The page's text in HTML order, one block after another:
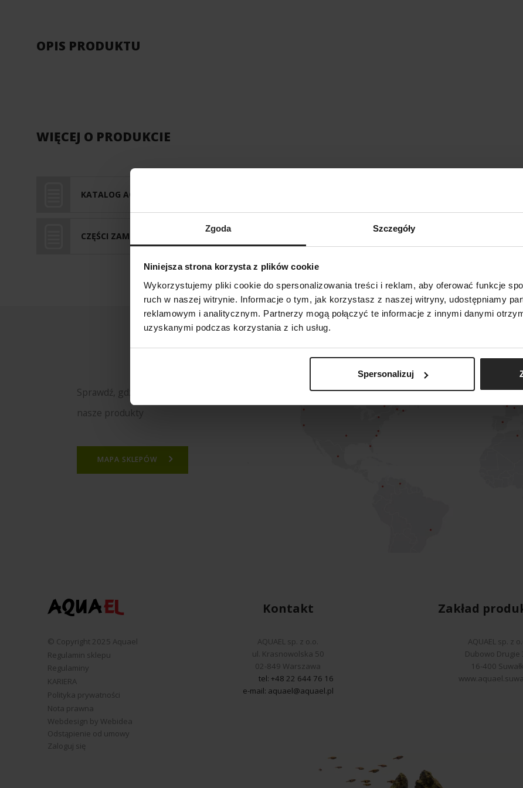
Zgoda Szczegóły
Niniejsza strona korzysta z plików cookie
Wykorzystujemy pliki cookie do spersonalizowania treści i reklam, aby oferować funkcje
ruch w naszej witrynie. Informacje o tym, jak korzystasz z naszej witryny, udostępniamy
reklamowym i analitycznym. Partnerzy mogą połączyć te informacje z innymi danymi
uzyskanymi podczas korzystania z ich usług.
Spersonalizuj
OPIS PRODUKTU
WIĘCEJ O PRODUKCIE
KATALOG AQUAEL
CZĘŚCI ZAMIENNE
POKAŻ LISTĘ DODAJ NASTĘPNY
POKAŻ PORÓWNANIE DODAJ NASTĘPNY
DODAJ NASTĘPNY
Sprawdź, gdzie kupisz
nasze produkty
MAPA SKLEPÓW
© Copyright 2025 Aquael
Regulamin sklepu
Regulaminy
KARIERA
Polityka prywatności
Nota prawna
Webdesign by Webidea
Odstąpienie od umowy
Zaloguj się
Kontakt
AQUAEL sp. z o.o.
ul. Krasnowolska 50
02-849 Warszawa
tel: +48 22 644 76 16
e-mail: aquael@aquael.pl
Zakład
AQUAEL sp. z
Dubowo Drugie
16-400
SZUKAJ